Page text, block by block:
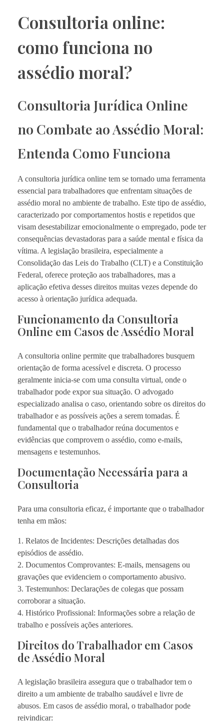
Consultoria online:
como funciona no
assédio moral?
Consultoria Jurídica Online
no Combate ao Assédio Moral:
Entenda Como Funciona
A consultoria jurídica online tem se tornado uma ferramenta
essencial para trabalhadores que enfrentam situações de
assédio moral no ambiente de trabalho. Este tipo de assédio,
caracterizado por comportamentos hostis e repetidos que
visam desestabilizar emocionalmente o empregado, pode ter
consequências devastadoras para a saúde mental e física da
vítima. A legislação brasileira, especialmente a
Consolidação das Leis do Trabalho (CLT) e a Constituição
Federal, oferece proteção aos trabalhadores, mas a
aplicação efetiva desses direitos muitas vezes depende do
acesso à orientação jurídica adequada.
Funcionamento da Consultoria
Online em Casos de Assédio Moral
A consultoria online permite que trabalhadores busquem
orientação de forma acessível e discreta. O processo
geralmente inicia-se com uma consulta virtual, onde o
trabalhador pode expor sua situação. O advogado
especializado analisa o caso, orientando sobre os direitos do
trabalhador e as possíveis ações a serem tomadas. É
fundamental que o trabalhador reúna documentos e
evidências que comprovem o assédio, como e-mails,
mensagens e testemunhos.
Documentação Necessária para a
Consultoria
Para uma consultoria eficaz, é importante que o trabalhador
tenha em mãos:
1. Relatos de Incidentes: Descrições detalhadas dos
episódios de assédio.
2. Documentos Comprovantes: E-mails, mensagens ou
gravações que evidenciem o comportamento abusivo.
3. Testemunhos: Declarações de colegas que possam
corroborar a situação.
4. Histórico Profissional: Informações sobre a relação de
trabalho e possíveis ações anteriores.
Direitos do Trabalhador em Casos
de Assédio Moral
A legislação brasileira assegura que o trabalhador tem o
direito a um ambiente de trabalho saudável e livre de
abusos. Em casos de assédio moral, o trabalhador pode
reivindicar: